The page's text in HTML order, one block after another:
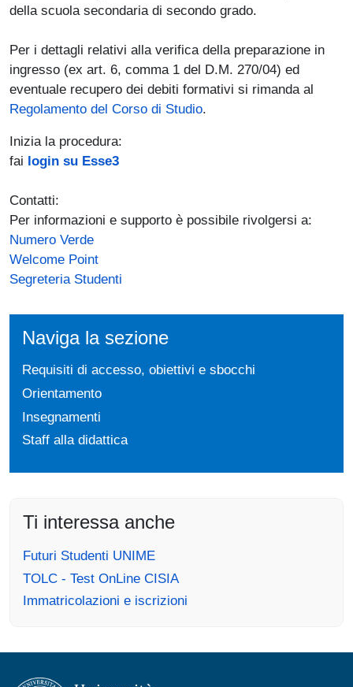
della scuola secondaria di secondo grado.
Per i dettagli relativi alla verifica della preparazione in
ingresso (ex art. 6, comma 1 del D.M. 270/04) ed
eventuale recupero dei debiti formativi si rimanda al
Regolamento del Corso di Studio.
Inizia la procedura:
fai login su Esse3
Contatti:
Per informazioni e supporto è possibile rivolgersi a:
Numero Verde
Welcome Point
Segreteria Studenti
Naviga la sezione
Requisiti di accesso, obiettivi e sbocchi
Orientamento
Insegnamenti
Staff alla didattica
Ti interessa anche
Futuri Studenti UNIME
TOLC - Test OnLine CISIA
Immatricolazioni e iscrizioni